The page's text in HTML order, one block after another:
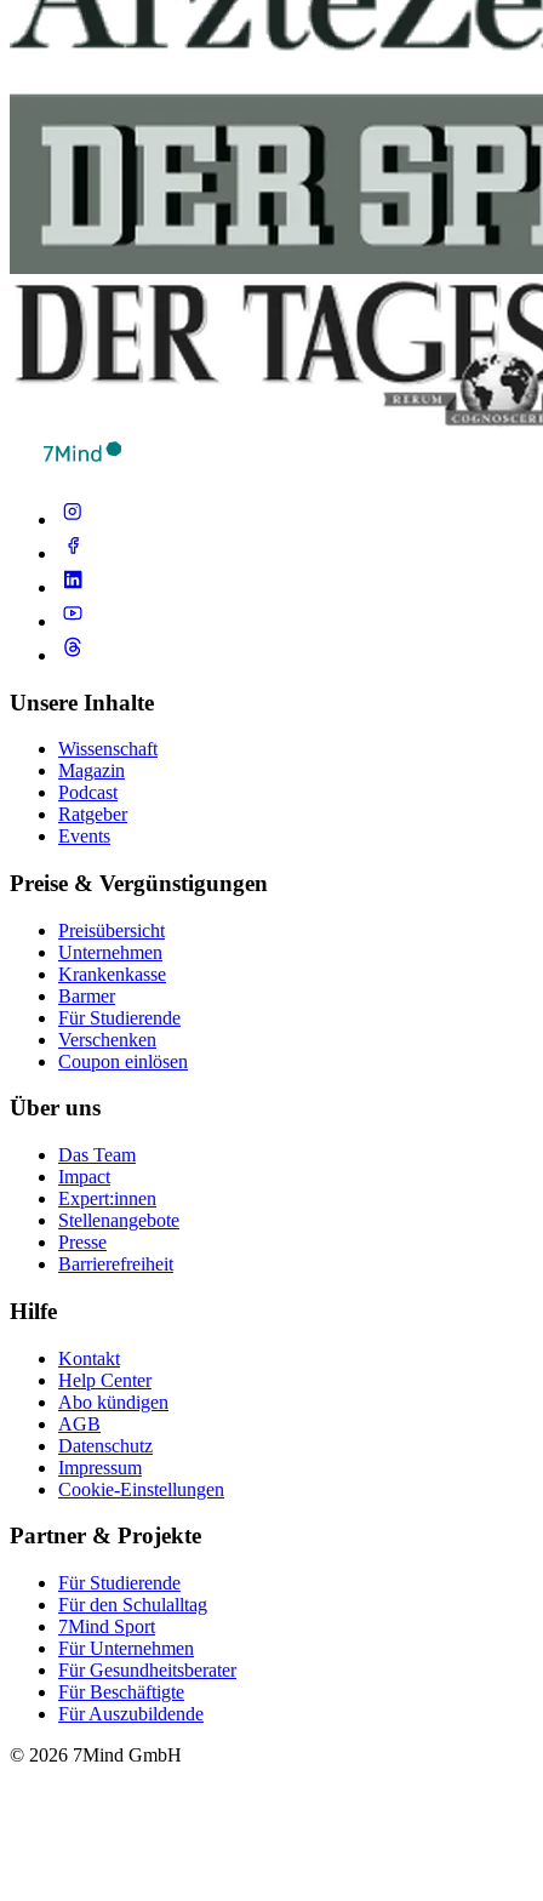
Unsere Inhalte
Wissenschaft
Magazin
Podcast
Ratgeber
Events
Preise & Vergünstigungen
Preisübersicht
Unternehmen
Krankenkasse
Barmer
Für Studierende
Ver­schen­ken
Coupon einlösen
Über uns
Das Team
Impact
Expert:innen
Stellenangebote
Presse
Barrierefreiheit
Hilfe
Kontakt
Help Center
Abo kündigen
AGB
Datenschutz
Impressum
Cookie-Einstellungen
Partner & Projekte
Für Stu­die­rende
Für den Schulalltag
7Mind Sport
Für Unter­neh­men
Für Gesund­heits­be­ra­ter
Für Beschäftigte
Für Auszubildende
© 2026 7Mind GmbH